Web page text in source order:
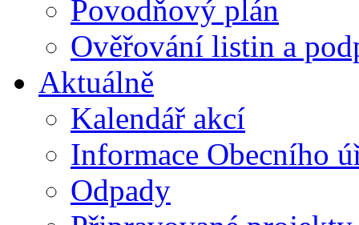
Povodňový plán
Ověřování listin a
Aktuálně
Kalendář akcí
Informace Obecního
Odpady